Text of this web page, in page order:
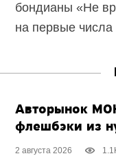
бондианы «Не
на первые числа
Авторынок
флешбэки из
2 августа 2026